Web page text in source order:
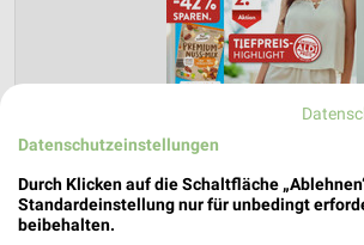
Datenschutzeinstellungen
Durch Klicken auf die Schaltfläche
Standardeinstellung nur für unbedingt
beibehalten.